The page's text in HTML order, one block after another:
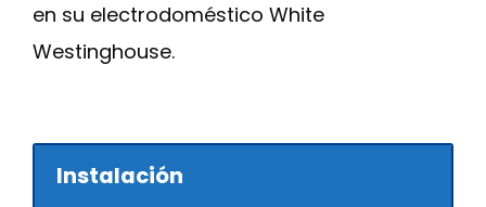
en su electrodoméstico White
Westinghouse.
Instalación